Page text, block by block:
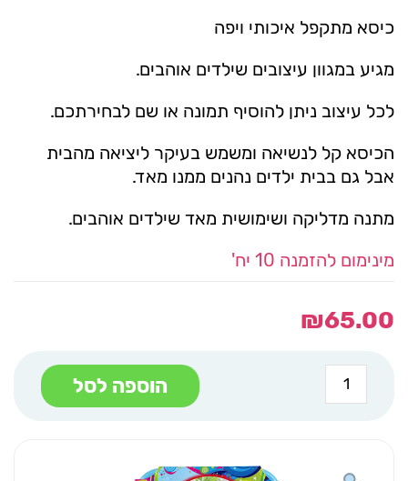
כיסא מתקפל איכותי ויפה
מגיע במגוון עיצובים שילדים אוהבים.
לכל עיצוב ניתן להוסיף תמונה או שם לבחירתכם.
הכיסא קל לנשיאה ומשמש בעיקר ליציאה מהבית
אבל גם בבית ילדים נהנים ממנו מאד.
מתנה מדליקה ושימושית מאד שילדים אוהבים.
מינימום להזמנה 10 יח'
₪65.00
כמות
של
כיסא
רכבת
הוספה לסל